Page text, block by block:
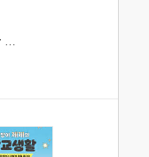
Inner Excellence: Train Your Mind for Extraordinary Performance and the Best Possible Life